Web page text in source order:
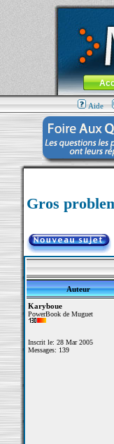
MacBook-fr.com :
Aller au contenu
Menu
Aide
Gros
Auteur
Karyboue
PowerBook de Muguet
Inscrit le: 28 Mar 2005
Messages: 139